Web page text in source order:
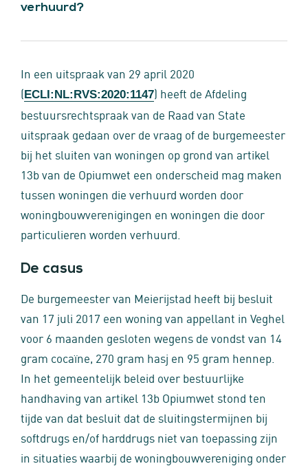
verhuurd?
In een uitspraak van 29 april 2020
(ECLI:NL:RVS:2020:1147) heeft de Afdeling
bestuursrechtspraak van de Raad van State
uitspraak gedaan over de vraag of de burgemeester
bij het sluiten van woningen op grond van artikel
13b van de Opiumwet een onderscheid mag maken
tussen woningen die verhuurd worden door
woningbouwverenigingen en woningen die door
particulieren worden verhuurd.
De casus
De burgemeester van Meierijstad heeft bij besluit
van 17 juli 2017 een woning van appellant in Veghel
voor 6 maanden gesloten wegens de vondst van 14
gram cocaïne, 270 gram hasj en 95 gram hennep.
In het gemeentelijk beleid over bestuurlijke
handhaving van artikel 13b Opiumwet stond ten
tijde van dat besluit dat de sluitingstermijnen bij
softdrugs en/of harddrugs niet van toepassing zijn
in situaties waarbij de woningbouwvereniging onder